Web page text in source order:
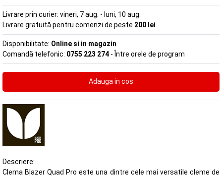
Livrare prin curier: vineri, 7 aug. - luni, 10 aug.
Livrare gratuită pentru comenzi de peste 200 lei
Disponibilitate: Online si in magazin
Comandă telefonic: 0755 223 274 - Între orele de program
Descriere:
Clema Blazer Quad Pro este una dintre cele mai versatile cleme de